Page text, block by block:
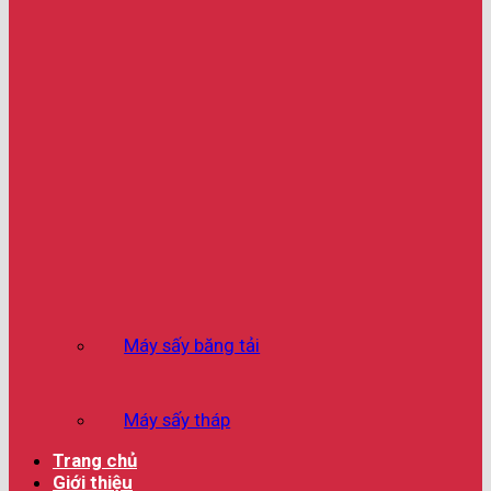
Máy sấy băng tải
Máy sấy tháp
Trang chủ
Giới thiệu